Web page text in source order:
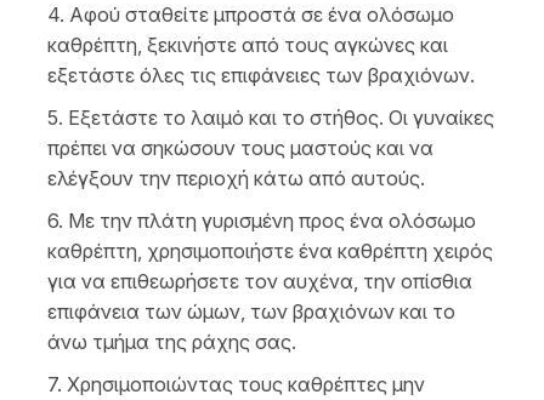
4. Αφού σταθείτε μπροστά σε ένα ολόσωμο
καθρέπτη, ξεκινήστε από τους αγκώνες και
εξετάστε όλες τις επιφάνειες των βραχιόνων.
5. Εξετάστε το λαιμό και το στήθος. Οι γυναίκες
πρέπει να σηκώσουν τους μαστούς και να
ελέγξουν την περιοχή κάτω από αυτούς.
6. Με την πλάτη γυρισμένη προς ένα ολόσωμο
καθρέπτη, χρησιμοποιήστε ένα καθρέπτη χειρός
για να επιθεωρήσετε τον αυχένα, την οπίσθια
επιφάνεια των ώμων, των βραχιόνων και το
άνω τμήμα της ράχης σας.
7. Χρησιμοποιώντας τους καθρέπτες μην